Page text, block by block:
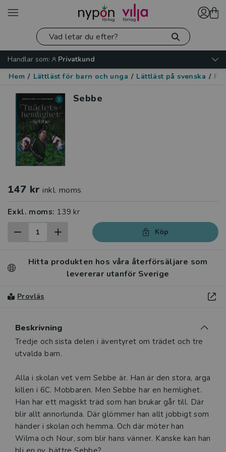
Handlar som:
Privatkund
Hem / Lättläst för barn och unga / Lättläst på svenska /
Sebbe
147 kr inkl. moms
Exkl. moms: 139 kr
Köp
Hitta produkten hos våra återförsäljare som
levererar utanför Sverige
Provläs
Beskrivning
Beskrivning
Tredje och sista delen i äventyret om trädet och tre
utvalda barn.
Alla i skolan vet vem Sebbe är. Han är den stora, arga
killen i 6C. Mobbaren. Men Sebbe har en hemlighet.
Han har ett magiskt träd som han brukar går till. Där
blir allt annorlunda. Där glömmer han allt jobbigt som
händer i skolan och hemma. Och där möter han
Wilma och Nour, som blir hans vänner. Kanske kan han